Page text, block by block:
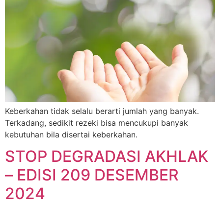
Keberkahan tidak selalu berarti jumlah yang banyak.
Terkadang, sedikit rezeki bisa mencukupi banyak
kebutuhan bila disertai keberkahan.
STOP DEGRADASI AKHLAK
– EDISI 209 DESEMBER
2024